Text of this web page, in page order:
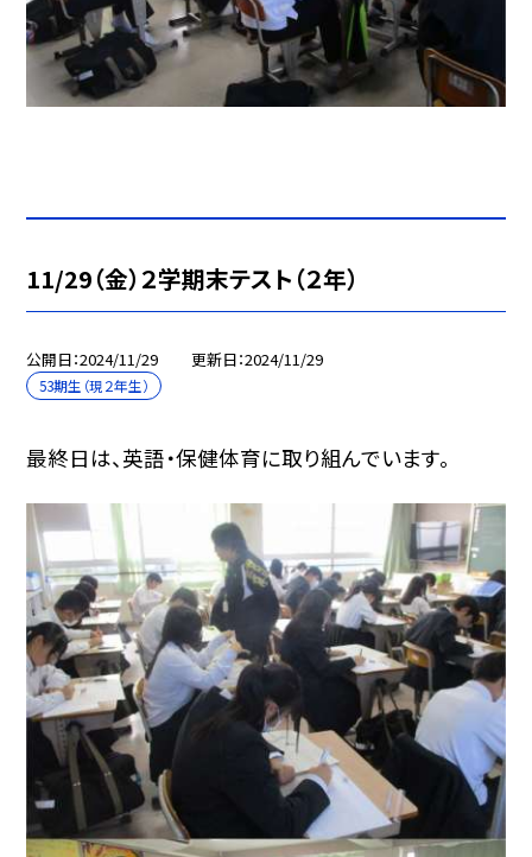
11/29（金）２学期末テスト（２年）
公開日 2024/11/29 更新日 2024/11/29
53期生（現２年生）
最終日は、英語・保健体育に取り組んでいます。